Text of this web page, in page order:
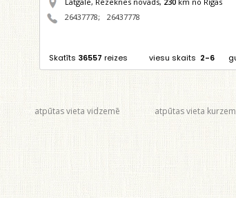
26437778; 26437778
Skatīts 36557 reizes viesu skaits 2-6
atpūtas vieta vidzemē atpūtas vieta